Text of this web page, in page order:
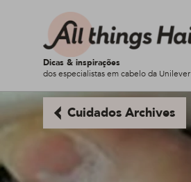
Dicas & inspirações
dos especialistas em cabelo da Unilever
Cuidados Archives